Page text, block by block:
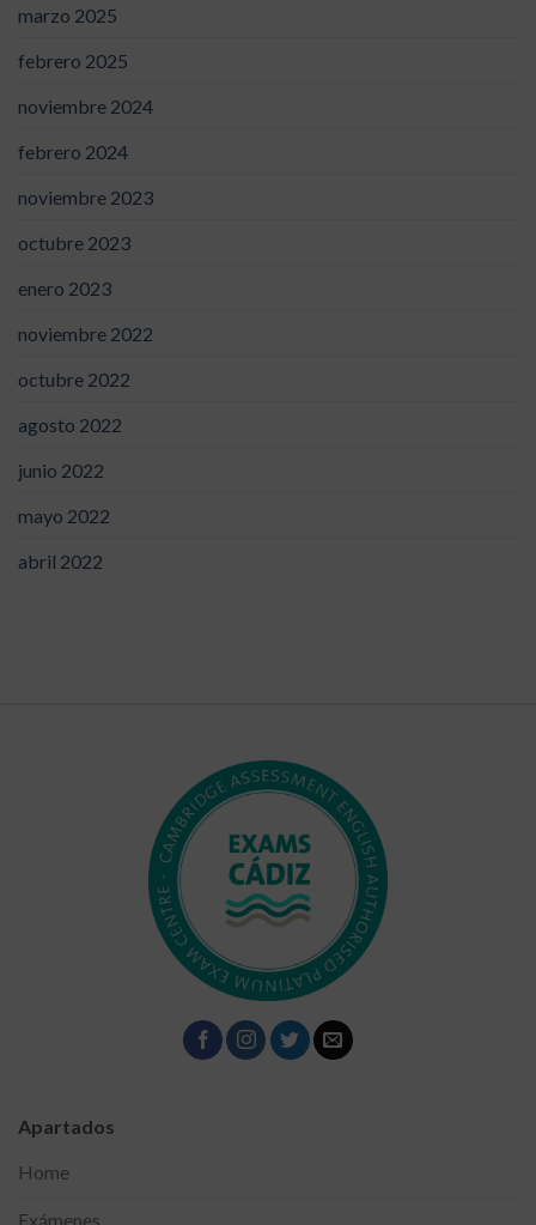
marzo 2025
febrero 2025
noviembre 2024
febrero 2024
noviembre 2023
octubre 2023
enero 2023
noviembre 2022
octubre 2022
agosto 2022
junio 2022
mayo 2022
abril 2022
Apartados
Home
Exámenes